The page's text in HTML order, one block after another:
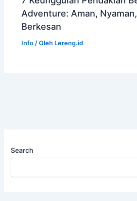
Adventure: Aman,
Berkesan
Info / Oleh Lereng.id
Search